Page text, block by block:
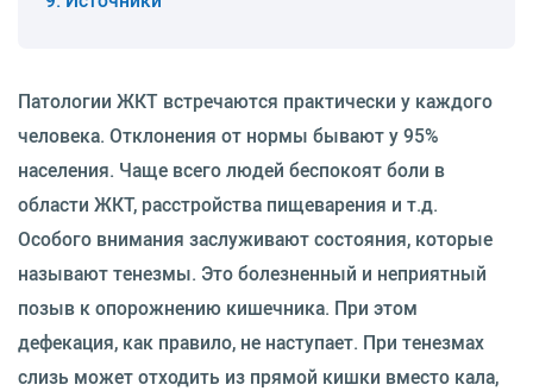
Патологии ЖКТ встречаются практически у каждого
человека. Отклонения от нормы бывают у 95%
населения. Чаще всего людей беспокоят боли в
области ЖКТ, расстройства пищеварения и т.д.
Особого внимания заслуживают состояния, которые
называют тенезмы. Это болезненный и неприятный
позыв к опорожнению кишечника. При этом
дефекация, как правило, не наступает. При тенезмах
слизь может отходить из прямой кишки вместо кала,